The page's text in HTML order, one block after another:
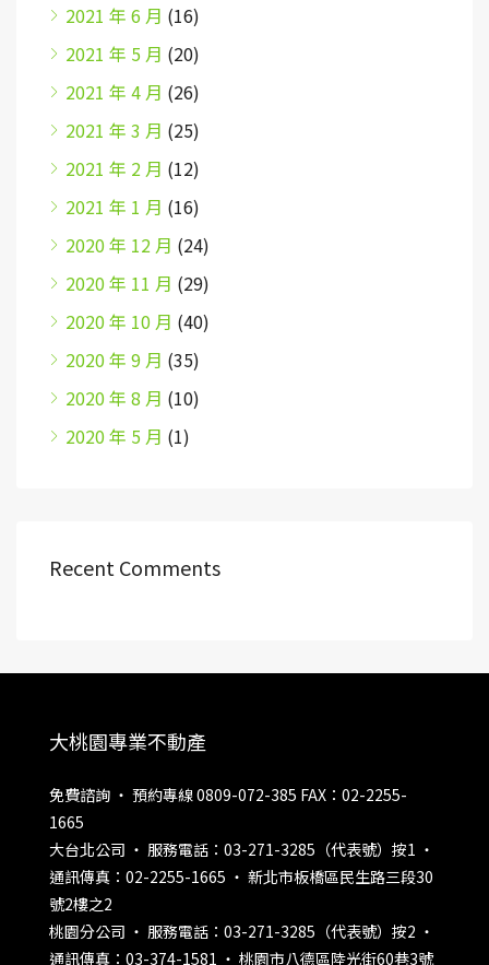
2021 年 6 月 (16)
2021 年 5 月 (20)
2021 年 4 月 (26)
2021 年 3 月 (25)
2021 年 2 月 (12)
2021 年 1 月 (16)
2020 年 12 月 (24)
2020 年 11 月 (29)
2020 年 10 月 (40)
2020 年 9 月 (35)
2020 年 8 月 (10)
2020 年 5 月 (1)
Recent Comments
大桃園專業不動產
免費諮詢 ‧ 預約專線 0809-072-385 FAX：02-2255-
1665
大台北公司 ‧ 服務電話：03-271-3285（代表號）按1 ‧
通訊傳真：02-2255-1665 ‧ 新北市板橋區民生路三段30
號2樓之2
桃園分公司 ‧ 服務電話：03-271-3285（代表號）按2 ‧
通訊傳真：03-374-1581 ‧ 桃園市八德區陸光街60巷3號